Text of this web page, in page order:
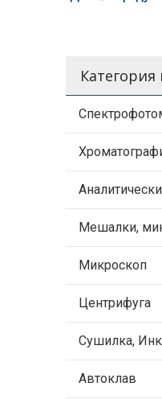
Категория
Микроскоп
Центрифуга
Сушилка,
Автоклав